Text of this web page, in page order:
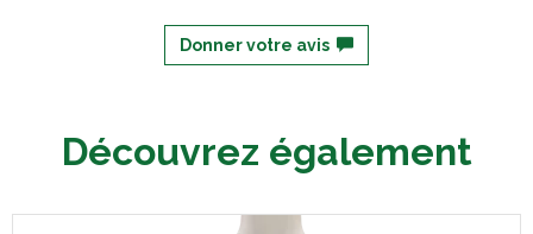
Donner votre avis
Découvrez également